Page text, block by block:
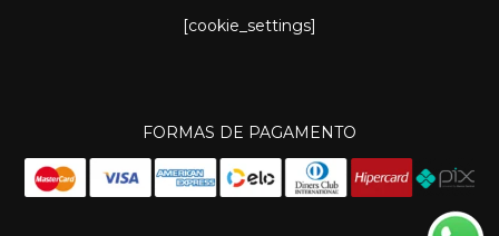
[cookie_settings]
FORMAS DE PAGAMENTO